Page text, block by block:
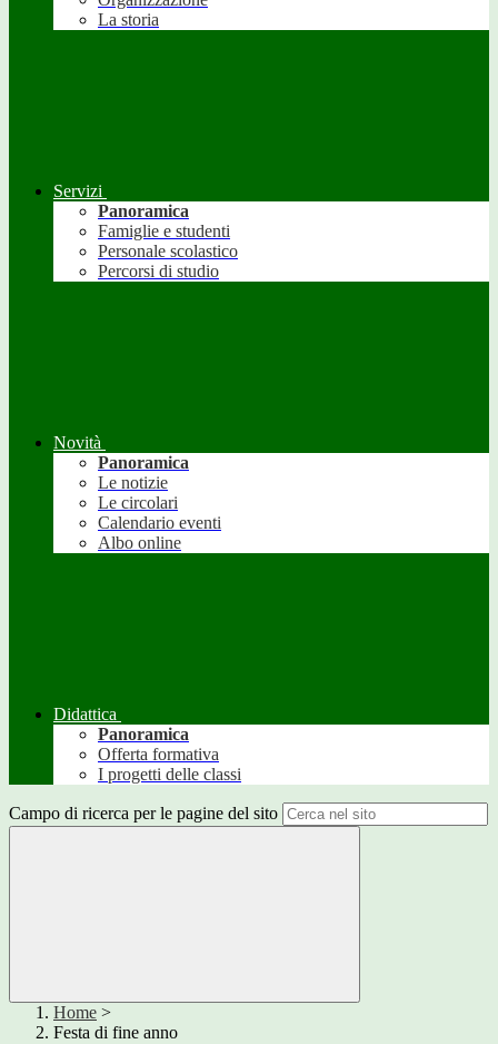
La storia
Servizi
Panoramica
Famiglie e studenti
Personale scolastico
Percorsi di studio
Novità
Panoramica
Le notizie
Le circolari
Calendario eventi
Albo online
Didattica
Panoramica
Offerta formativa
I progetti delle classi
Campo di ricerca per le pagine del sito
Home >
Festa di fine anno